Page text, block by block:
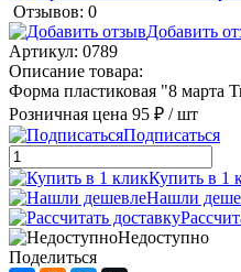
Отзывов: 0
Добавить
Артикул: 0789
Описание товара:
Форма пластиковая "8 марта
Розничная цена 95 ₽ / шт
Подписаться
Купить в 1
Нашли
Недоступно
Поделиться